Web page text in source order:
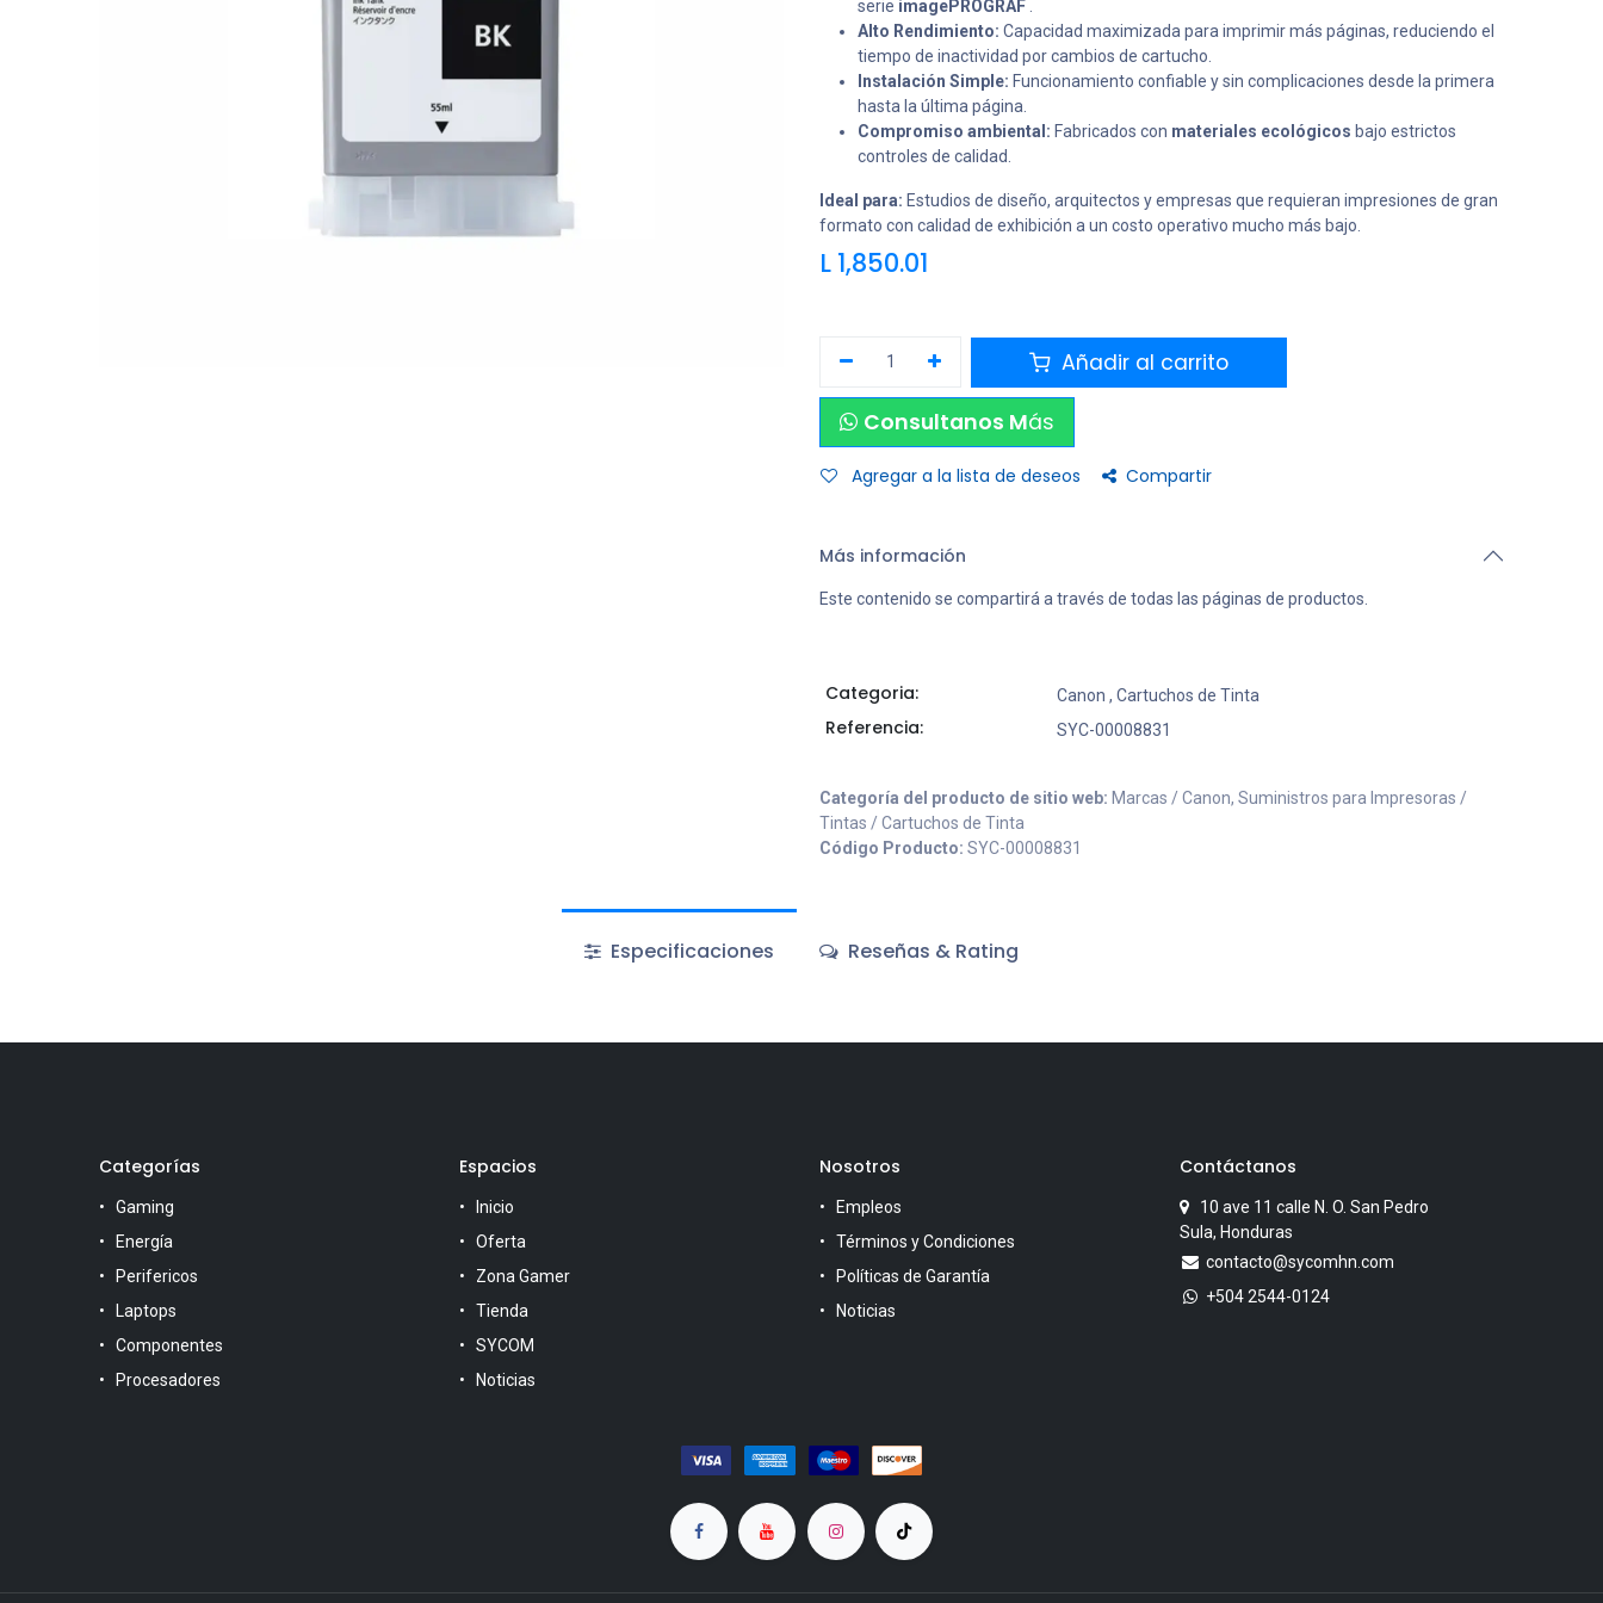
serie imagePROGRAF
Alto Rendimiento: Capacidad maximizada para imprimir más páginas, reduciendo el
tiempo de inactividad por cambios de cartucho.
Instalación Simple: Funcionamiento confiable y sin complicaciones desde la primera
hasta la última página.
Compromiso ambiental: Fabricados con materiales ecológicos bajo estrictos
controles de calidad.
Ideal para: Estudios de diseño, arquitectos y empresas que requieran impresiones de gran
formato con calidad de exhibición a un costo operativo mucho más bajo.
L 1,850.01
Añadir al carrito
Consultanos Más
Agregar a la lista de deseos Compartir
Más información
Este contenido se compartirá a través de todas las páginas de productos.
Categoria: Canon , Cartuchos de Tinta
Referencia: SYC-00008831
Categoría del producto de sitio web: Marcas / Canon, Suministros para Impresoras /
Tintas / Cartuchos de Tinta
Código Producto: SYC-00008831
Especificaciones Reseñas & Rating
Categorías
Gaming
Energía
Perifericos
Laptops
Componentes
Procesadores
Espacios
Inicio
Oferta
Zona Gamer
Tienda
SYCOM
Noticias
Nosotros
Empleos
Términos y Condiciones
Políticas de Garantía
Noticias
Contáctanos
10 ave 11 calle N. O. San Pedro
Sula, Honduras
contacto@sycomhn.com
+504 2544-0124